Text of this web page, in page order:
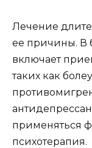
Лечение
ее причины. В
включает
таких как
применяться
психотерапия.